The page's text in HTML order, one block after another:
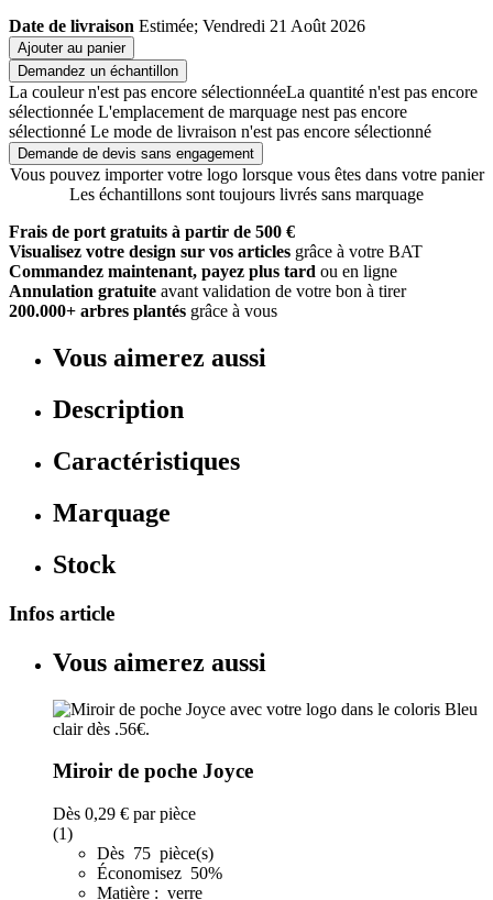
Date de livraison Estimée; Vendredi 21 Août 2026
Ajouter au panier
Demandez un échantillon
La couleur n'est pas encore sélectionnéeLa quantité n'est pas encore
sélectionnée L'emplacement de marquage nest pas encore
sélectionné Le mode de livraison n'est pas encore sélectionné
Demande de devis sans engagement
Vous pouvez importer votre logo lorsque vous êtes dans votre panier
Les échantillons sont toujours livrés sans marquage
Frais de port gratuits à partir de 500 €
Visualisez votre design sur vos articles grâce à votre BAT
Commandez maintenant, payez plus tard ou en ligne
Annulation gratuite avant validation de votre bon à tirer
200.000+ arbres plantés grâce à vous
Vous aimerez aussi
Description
Caractéristiques
Marquage
Stock
Infos article
Vous aimerez aussi
Miroir de poche Joyce
Dès 0,29 € par pièce
(1)
Dès 75 pièce(s)
Économisez 50%
Matière : verre